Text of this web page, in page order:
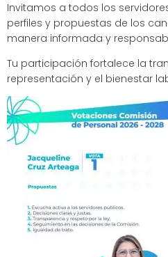
Invitamos a todos los
perfiles y propuestas de los
manera informada y
Tu participación fortalece la
representación y el bienestar